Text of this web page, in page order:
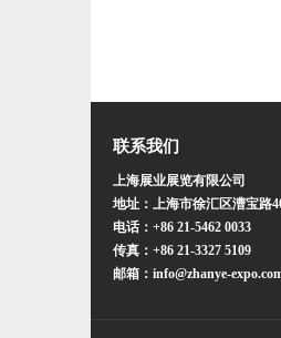
联系我们
上海展业展览有限公司
地址：上海市徐汇区漕宝路
电话：+86 21-5462 0033
传真：+86 21-3327 5109
邮箱：info@zhanye-